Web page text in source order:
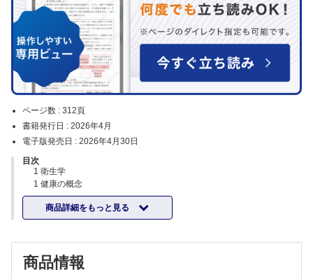
ページ数 : 312頁
書籍発行日 : 2026年4月
電子版発売日 : 2026年4月30日
目次
1 衛生学
1 健康の概念
①健康の語源と理解/②健康の測定
2 疾病予防と健康管理
①疾病予防の段階/②集団検診
4 消 毒
①消毒とは/②消毒法/③消毒法の応用
商品詳細をもっと見る
商品情報